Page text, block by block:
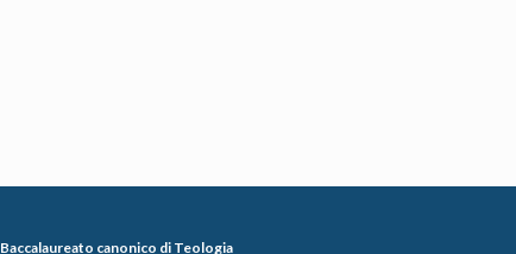
Baccalaureato canonico di Teologia